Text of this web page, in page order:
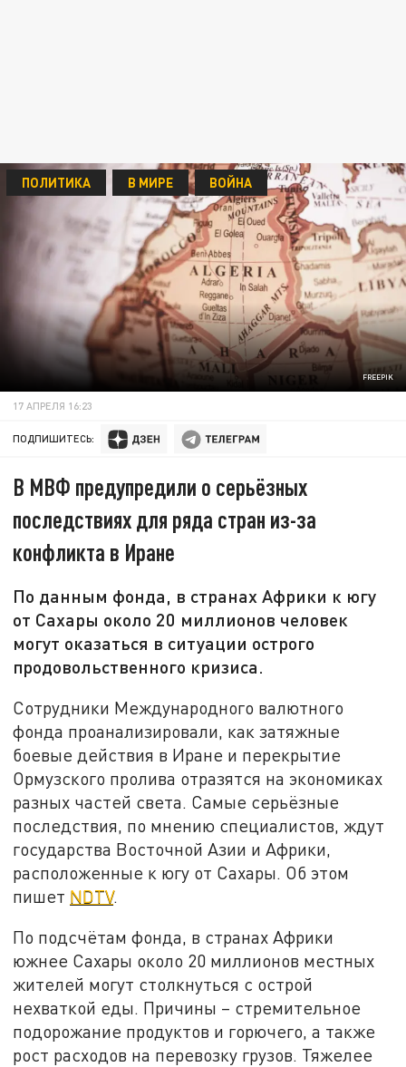
FREEPIK
ПОЛИТИКА В МИРЕ ВОЙНА
17 АПРЕЛЯ 16:23
ПОДПИШИТЕСЬ:
В МВФ предупредили о серьёзных
последствиях для ряда стран из-за
конфликта в Иране
По данным фонда, в странах Африки к югу
от Сахары около 20 миллионов человек
могут оказаться в ситуации острого
продовольственного кризиса.
Сотрудники Международного валютного
фонда проанализировали, как затяжные
боевые действия в Иране и перекрытие
Ормузского пролива отразятся на экономиках
разных частей света. Самые серьёзные
последствия, по мнению специалистов, ждут
государства Восточной Азии и Африки,
расположенные к югу от Сахары. Об этом
пишет NDTV.
По подсчётам фонда, в странах Африки
южнее Сахары около 20 миллионов местных
жителей могут столкнуться с острой
нехваткой еды. Причины – стремительное
подорожание продуктов и горючего, а также
рост расходов на перевозку грузов. Тяжелее